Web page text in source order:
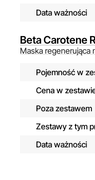
Data ważności
Beta Carotene
Maska regenerująca
Pojemność w
Cena w
Poza zestawem
Zestawy z tym
Data ważności